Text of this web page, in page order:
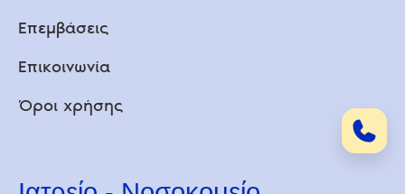
Επεμβάσεις
Επικοινωνία
Όροι χρήσης